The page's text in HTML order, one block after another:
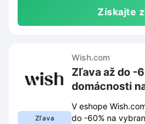
Získajte
Zľava
Wish.com
Zľava až do -
domácnosti
V eshope
do -60% na